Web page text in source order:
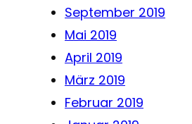
September 2019
Mai 2019
April 2019
März 2019
Februar 2019